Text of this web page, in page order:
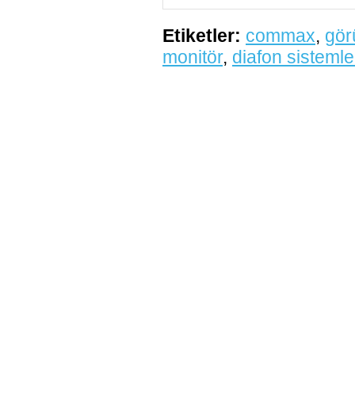
Etiketler: commax,
monitör, diafon